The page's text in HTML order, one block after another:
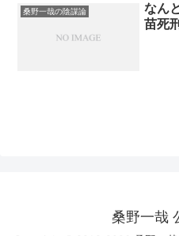
桑野一哉の陰謀論
なん
苗死
桑野一哉